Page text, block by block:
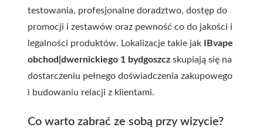
testowania, profesjonalne doradztwo, dostęp do
promocji i zestawów oraz pewność co do jakości i
legalności produktów. Lokalizacje takie jak
IBvape
obchod|dwernickiego 1 bydgoszcz skupiają się na
dostarczeniu pełnego doświadczenia zakupowego
i budowaniu relacji z klientami.
Co warto zabrać ze sobą przy wizycie?